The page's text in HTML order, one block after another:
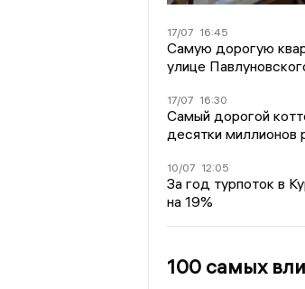
17/07 16:45
Самую дорогую
улице
17/07 16:30
Самый дорогой
десятки миллионов
10/07 12:05
За год турпоток в
на 19%
100 самых